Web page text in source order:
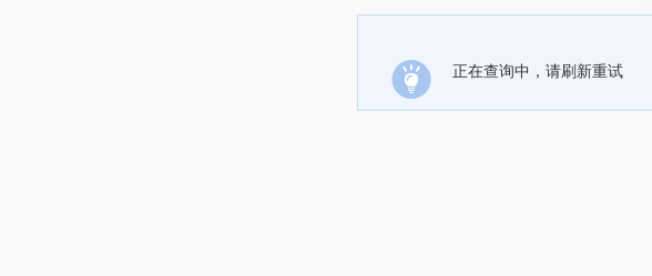
正在查询中，请刷新重试